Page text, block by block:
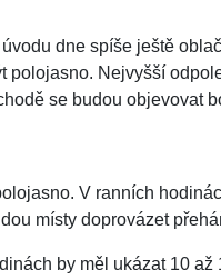
dne spíše ještě
polojasno. Nejvyšší
se budou objevovat
V ranních
místy doprovázet
by měl ukázat 10